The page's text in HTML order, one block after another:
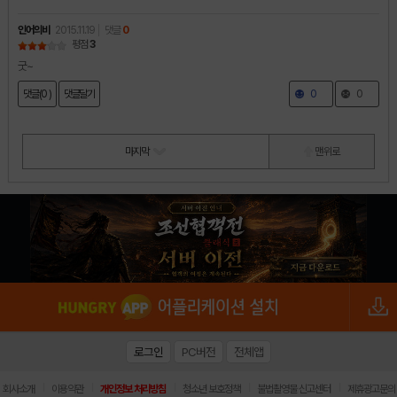
인어의비 2015.11.19 댓글 0
평점 3
굿~
댓글(0 ) 댓글달기 0 0
마지막 맨 위로
로그인 PC버전 전체앱
회사소개 이용약관 개인정보 처리방침 청소년 보호정책 불법촬영물 신고센터 제휴광고문의